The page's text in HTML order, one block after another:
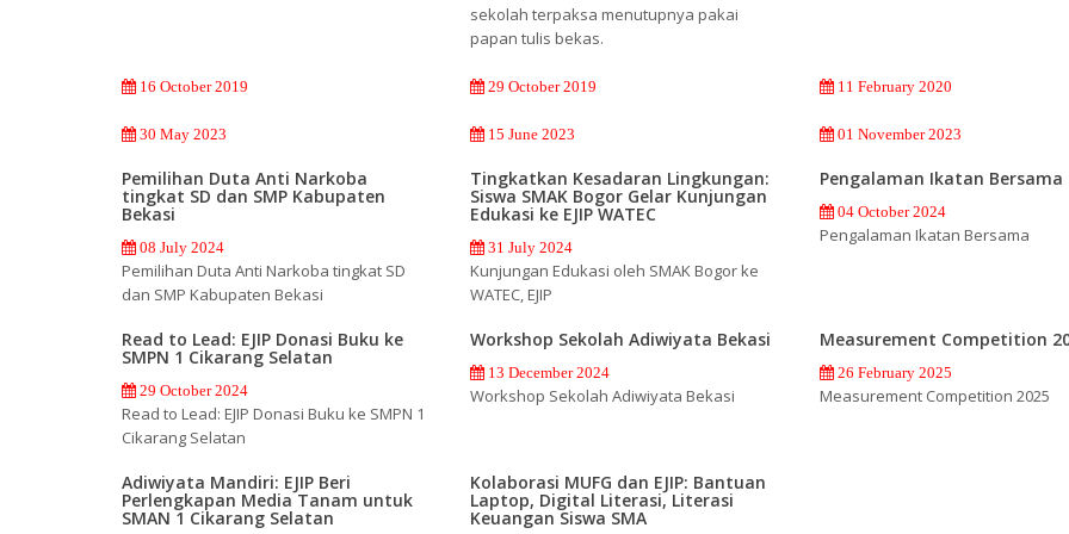
sekolah terpaksa menutupnya pakai
papan tulis bekas.
16 October 2019 29 October 2019 11 February 2020
30 May 2023 15 June 2023 01 November 2023
Pemilihan Duta Anti Narkoba
tingkat SD dan SMP Kabupaten
Bekasi
08 July 2024
Pemilihan Duta Anti Narkoba tingkat SD
dan SMP Kabupaten Bekasi
Tingkatkan Kesadaran Lingkungan:
Siswa SMAK Bogor Gelar Kunjungan
Edukasi ke EJIP WATEC
31 July 2024
Kunjungan Edukasi oleh SMAK Bogor ke
WATEC, EJIP
Pengalaman Ikatan Bersama
04 October 2024
Pengalaman Ikatan Bersama
Read to Lead: EJIP Donasi Buku ke
SMPN 1 Cikarang Selatan
29 October 2024
Read to Lead: EJIP Donasi Buku ke SMPN 1
Cikarang Selatan
Workshop Sekolah Adiwiyata Bekasi
13 December 2024
Workshop Sekolah Adiwiyata Bekasi
Measurement Competition
26 February 2025
Measurement Competition 2025
Adiwiyata Mandiri: EJIP Beri
Perlengkapan Media Tanam untuk
SMAN 1 Cikarang Selatan
Kolaborasi MUFG dan EJIP: Bantuan
Laptop, Digital Literasi, Literasi
Keuangan Siswa SMA